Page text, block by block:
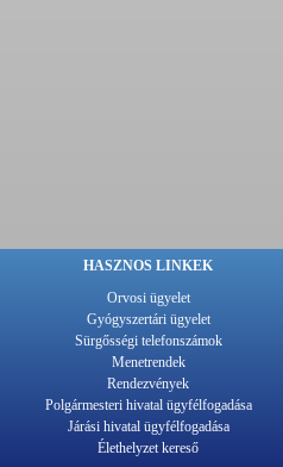
HASZNOS LINKEK
Orvosi ügyelet
Gyógyszertári ügyelet
Sürgősségi telefonszámok
Menetrendek
Rendezvények
Polgármesteri hivatal ügyfélfogadása
Járási hivatal ügyfélfogadása
Élethelyzet kereső